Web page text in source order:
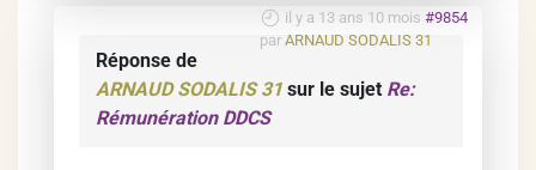
il y a 13 ans 10 mois #9854
par ARNAUD SODALIS 31
Réponse de
ARNAUD SODALIS 31 sur le sujet Re:
Rémunération DDCS